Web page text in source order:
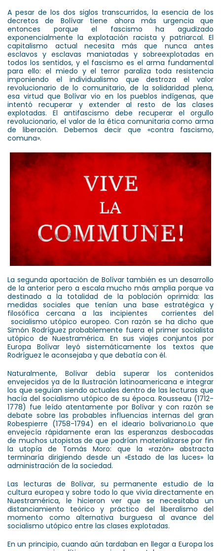
A pesar de los dos siglos transcurridos, la esencia de los
decretos de Bolívar tiene ahora más urgencia que
entonces porque el fascismo ha agudizado
exponencialmente la explotación racista y patriarcal. El
capitalismo actual necesita más que nunca antes
esclavos y esclavas maniatadas y sobreexplotadas en
todos los sentidos, y el fascismo es el arma fundamental
para ello: el miedo y el terror paraliza toda resistencia
imponiendo el individualismo que destroza el valor
revolucionario de lo comunitario, de la solidaridad plena,
esa virtud que Bolívar vio en los pueblos indígenas, que
intentó recuperar y extender al resto de las clases
explotadas. El antifascismo debe recuperar el orgullo
revolucionario, el valor de la ética comunitaria como arma
de liberación. Debemos decir que «contra fascismo,
comuna».
La segunda aportación de Bolívar también es un desarrollo
de la anterior pero a escala mucho más amplia porque va
destinado a la totalidad de la población oprimida: las
medidas sociales que tenían una base estratégica y
filosófica cercana a las incipientes corrientes del
socialismo utópico europeo. Con razón se ha dicho que
Simón Rodríguez probablemente fuera el primer socialista
utópico de Nuestramérica. En sus viajes conjuntos por
Europa Bolívar leyó sistemáticamente los textos que
Rodríguez le aconsejaba y que debatía con él.
Naturalmente, Bolívar debía superar los contenidos
envejecidos ya de la Ilustración latinoamericana e integrar
los que seguían siendo actuales dentro de las lecturas que
hacía del socialismo utópico de su época. Rousseau (1712-
1778) fue leído atentamente por Bolívar y con razón se
debate sobre las probables influencias internas del gran
Robespierre (1758-1794) en el ideario bolivariano.Lo que
envejecía rápidamente eran las esperanzas desbocadas
de muchos utopistas de que podrían materializarse por fin
la utopía de Tomás Moro: que la «razón» abstracta
terminaría dirigiendo desde un «Estado de las luces» la
administración de la sociedad.
Las lecturas de Bolívar, su permanente estudio de la
cultura europea y sobre todo lo que vivía directamente en
Nuestramérica, le hicieron ver que se necesitaba un
distanciamiento teórico y práctico del liberalismo del
momento como alternativa burguesa al avance del
socialismo utópico entre las clases explotadas.
En un principio, cuando aún tardaban en llegar a Europa los